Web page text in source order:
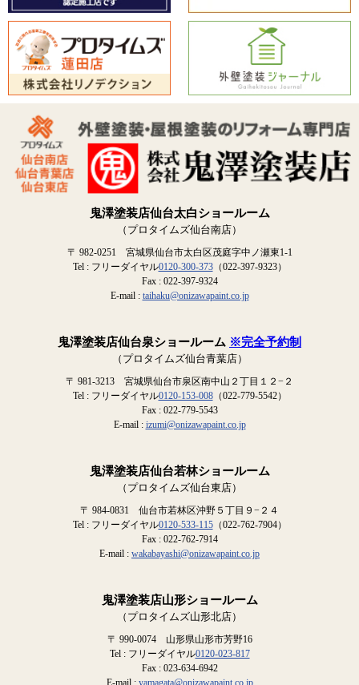
鬼澤塗装店仙台太白ショールーム
（プロタイムズ仙台南店）
〒 982-0251 宮城県仙台市太白区茂庭字中ノ瀬東1-1
Tel : フリーダイヤル0120-300-373（022-397-9323）
Fax : 022-397-9324
E-mail : taihaku@onizawapaint.co.jp
鬼澤塗装店仙台泉ショールーム ※完全予約制
（プロタイムズ仙台青葉店）
〒 981-3213 宮城県仙台市泉区南中山２丁目１２−２
Tel : フリーダイヤル0120-153-008（022-779-5542）
Fax : 022-779-5543
E-mail : izumi@onizawapaint.co.jp
鬼澤塗装店仙台若林ショールーム
（プロタイムズ仙台東店）
〒 984-0831 仙台市若林区沖野５丁目９−２４
Tel : フリーダイヤル0120-533-115（022-762-7904）
Fax : 022-762-7914
E-mail : wakabayashi@onizawapaint.co.jp
鬼澤塗装店山形ショールーム
（プロタイムズ山形北店）
〒 990-0074 山形県山形市芳野16
Tel : フリーダイヤル0120-023-817
Fax : 023-634-6942